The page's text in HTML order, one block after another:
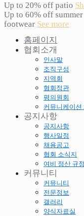
Up to 20% off patio
Up to 60% off summer
footwear See more
홈페이지
협회소개
인사말
조직구성
지역회
협회정관
평의원회
커뮤니케이션
공지사항
공지사항
행사일정
채용공고
협회 소식지
여비 정산 규정
커뮤니티
커뮤니티
전문정보
갤러리
양식자료실